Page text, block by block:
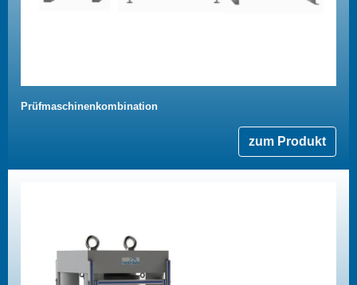
Prüfmaschinenkombination
zum Produkt